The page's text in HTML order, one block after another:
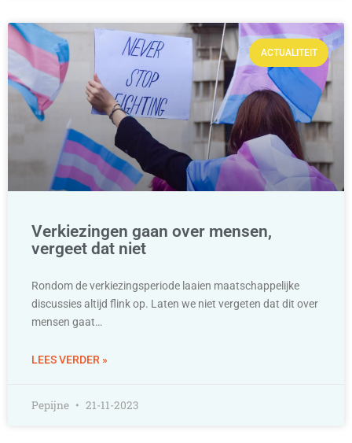
ACTUALITEIT
Verkiezingen gaan over mensen,
vergeet dat niet
Rondom de verkiezingsperiode laaien maatschappelijke
discussies altijd flink op. Laten we niet vergeten dat dit over
mensen gaat…
LEES VERDER »
Pepijne 21-11-2023